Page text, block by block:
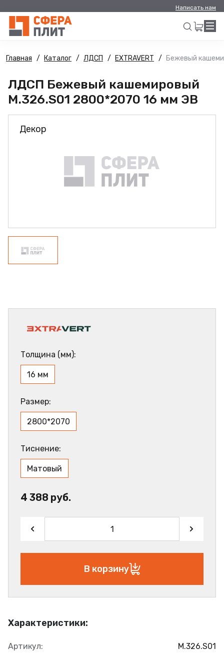
Написать нам
Искать
Главная Каталог ЛДСП EXTRAVERT Бежевый
ЛДСП Бежевый кашемировый
M.326.S01 2800*2070 16 мм ЭВ
Декор
Характеристики:
Артикул: M.326.S01
Толщина (мм):
16 мм
Размер:
2800*2070
Тиснение:
Матовый
4 388 руб.
В корзину